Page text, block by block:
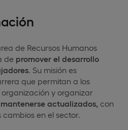
de Recursos Humanos
de promover el desarrollo
. Su misión es
que permitan a los
y organizar
actualizados, con
en el sector.